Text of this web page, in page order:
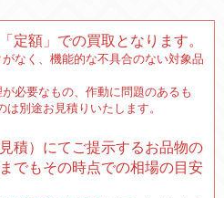
定額」での買取となります。
なく、機能的な不具合のない対象品
必要なもの、作動に問題のあるも
別途お見積りいたします。
積）にてご提示するお品物の
でもその時点での相場の目安